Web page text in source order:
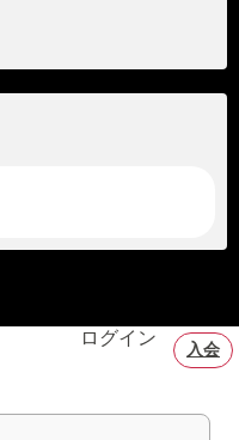
ログイン
入会